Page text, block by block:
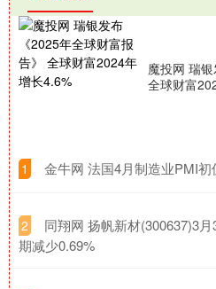
魔投网 瑞
全球财富
1 金牛网 法国4月制造业PMI初
2
同翔网 扬帆新材(300637)3
期减少0.69%